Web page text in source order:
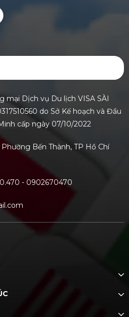
mại Dịch vụ Du lịch VISA SÀI
do Sở Kế hoạch và Đầu
cấp ngày 07/10/2022
Bến Thành, TP Hồ Chí
- 0902670470